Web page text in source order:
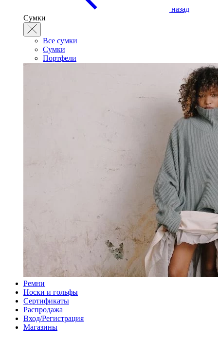
назад
Сумки
Все сумки
Сумки
Портфели
Ремни
Носки и гольфы
Сертификаты
Распродажа
Вход/Регистрация
Магазины